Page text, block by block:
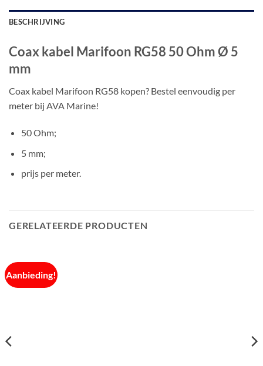
BESCHRIJVING
Coax kabel Marifoon RG58 50 Ohm Ø 5
mm
Coax kabel Marifoon RG58 kopen? Bestel eenvoudig per
meter bij AVA Marine!
50 Ohm;
5 mm;
prijs per meter.
GERELATEERDE PRODUCTEN
Aanbieding!